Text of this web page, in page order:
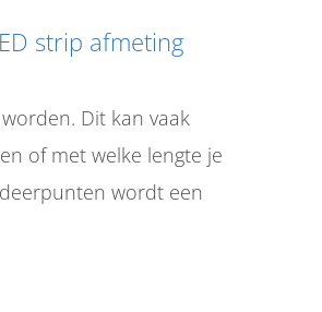
Dit kan vaak
of met welke lengte je
wordt een